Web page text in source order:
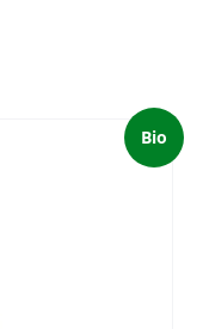
Bio